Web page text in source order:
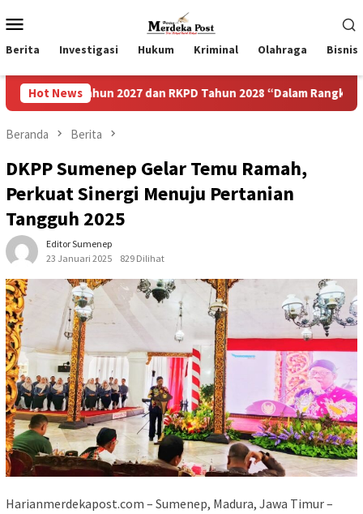
ke
kontenMobile
Berita Investigasi Hukum Kriminal Olahraga Bisnis
Hot News
2027 dan RKPD Tahun 2028 “Dalam Rangka Mewujudkan
Beranda Berita
DKPP Sumenep Gelar Temu Ramah,
Perkuat Sinergi Menuju Pertanian
Tangguh 2025
Editor Sumenep
23 Januari 2025
829 Dilihat
Harianmerdekapost.com – Sumenep, Madura, Jawa Timur –